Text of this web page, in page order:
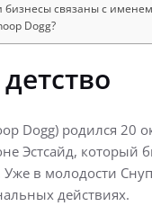
бизнесы связаны с
Dogg?
Dogg) родился 20
Эстсайд, который
в молодости
действиях.